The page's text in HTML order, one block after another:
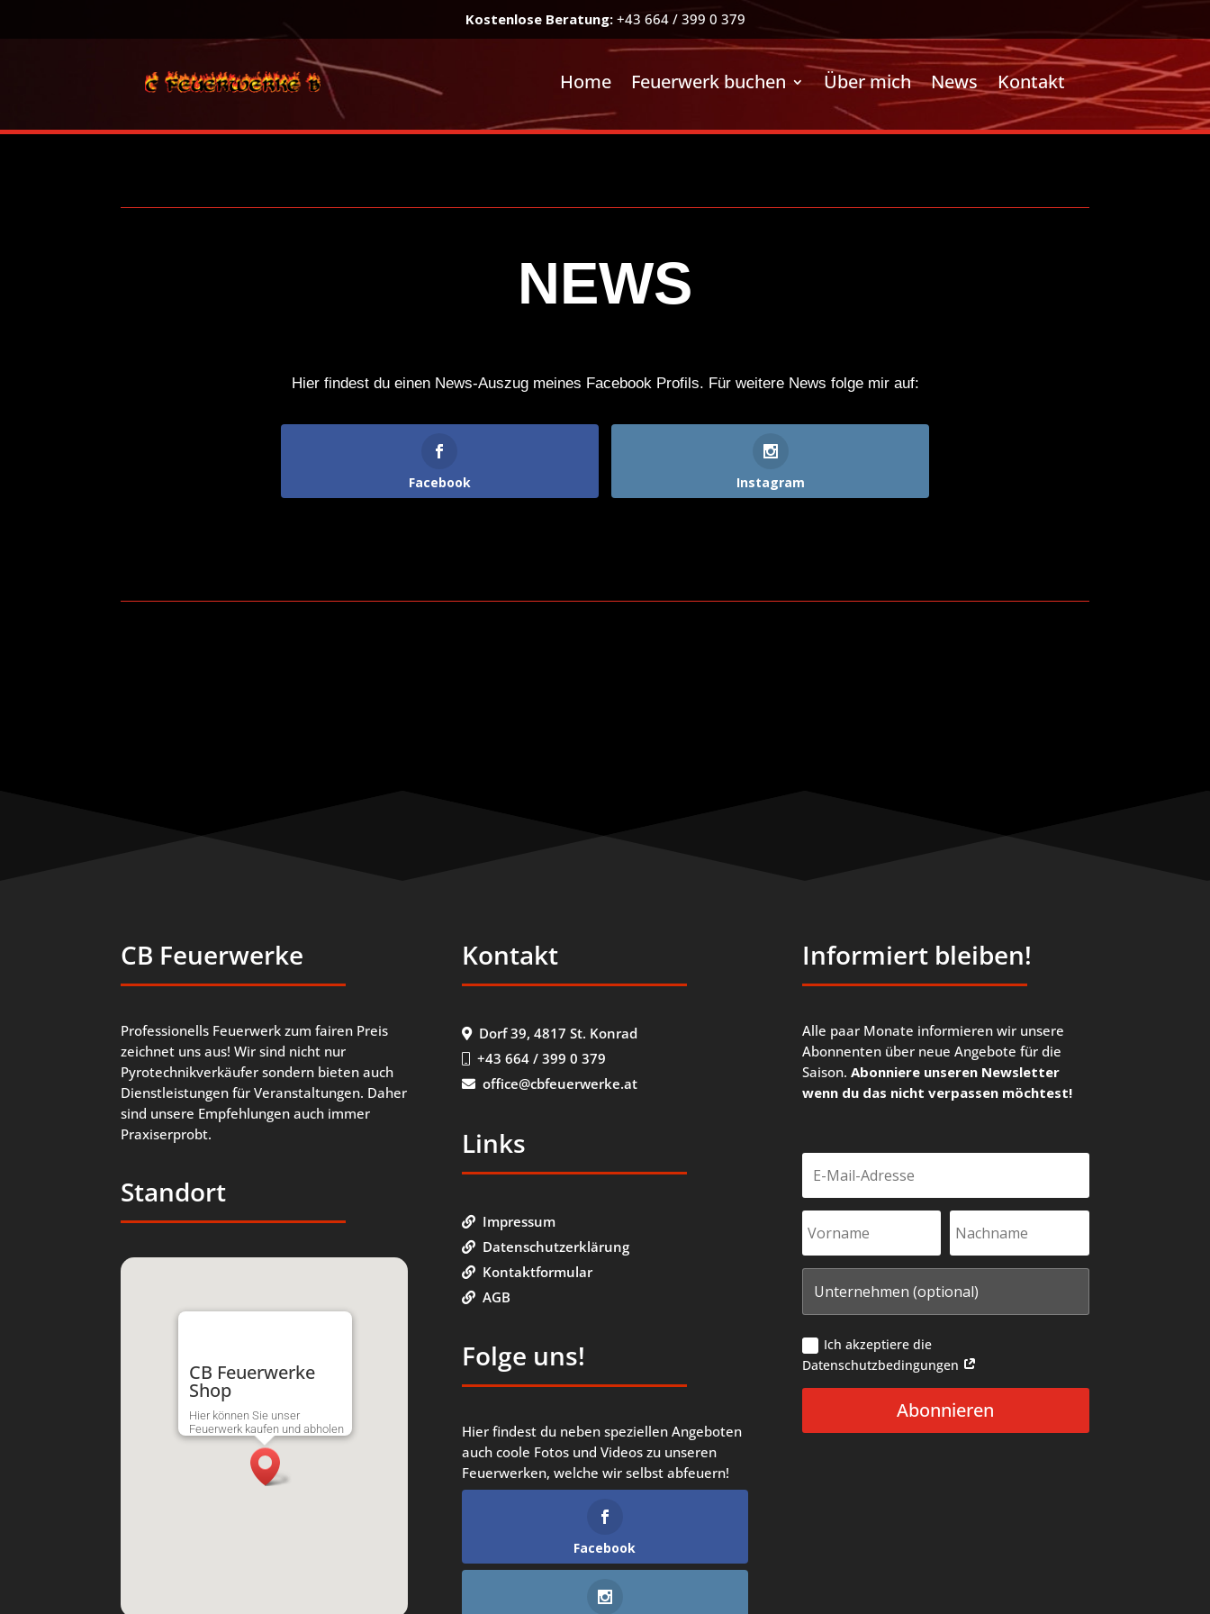
Kostenlose Beratung: +43 664 / 399 0 379
Home Feuerwerk buchen Über mich News Kontakt
NEWS
Hier findest du einen News-Auszug meines Facebook Profils. Für weitere News folge mir auf:
Facebook Instagram
CB Feuerwerke
Professionells Feuerwerk zum fairen Preis
zeichnet uns aus! Wir sind nicht nur
Pyrotechnikverkäufer sondern bieten auch
Dienstleistungen für Veranstaltungen. Daher
sind unsere Empfehlungen auch immer
Praxiserprobt.
Standort
CB Feuerwerke
Shop
Hier können Sie unser
Feuerwerk kaufen und abholen
Kontakt
Dorf 39, 4817 St. Konrad
+43 664 / 399 0 379
office@cbfeuerwerke.at
Links
Impressum
Datenschutzerklärung
Kontaktformular
AGB
Folge uns!
Hier findest du neben speziellen Angeboten
auch coole Fotos und Videos zu unseren
Feuerwerken, welche wir selbst abfeuern!
Facebook
Informiert bleiben!
Alle paar Monate informieren wir unsere
Abonnenten über neue Angebote für die
Saison. Abonniere unseren Newsletter
wenn du das nicht verpassen möchtest!
Ich akzeptiere die
Datenschutzbedingungen
Abonnieren